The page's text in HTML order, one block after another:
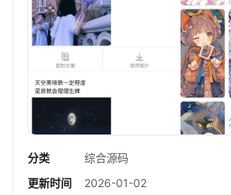
分类
综合源码
更新时间
2026-01-02